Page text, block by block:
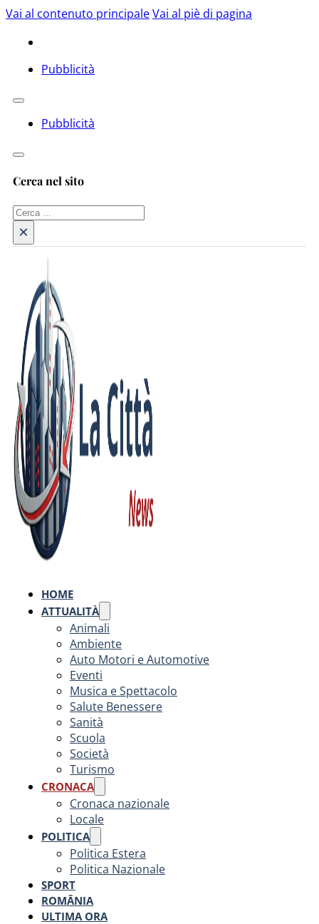
Vai al contenuto principaleVai al piè di pagina
Pubblicità
Pubblicità
Cerca nel sito
Cerca
×
HOME
ATTUALITÀ
Animali
Ambiente
Auto Motori e Automotive
Eventi
Musica e Spettacolo
Salute Benessere
Sanità
Scuola
Società
Turismo
CRONACA
Cronaca nazionale
Locale
POLITICA
Politica Estera
Politica Nazionale
SPORT
ROMÂNIA
ULTIMA ORA